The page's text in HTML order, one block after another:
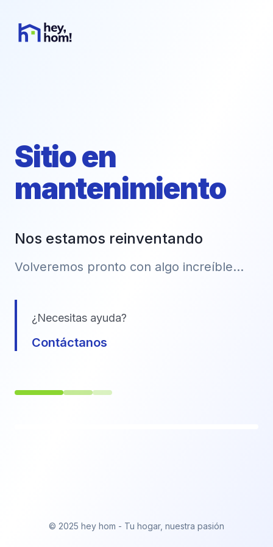
Sitio en
mantenimiento
Nos estamos reinventando
Volveremos pronto con algo increíble...
¿Necesitas ayuda?
Contáctanos
© 2025 hey hom - Tu hogar, nuestra pasión